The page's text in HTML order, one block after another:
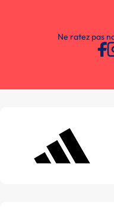
Ne ratez pas